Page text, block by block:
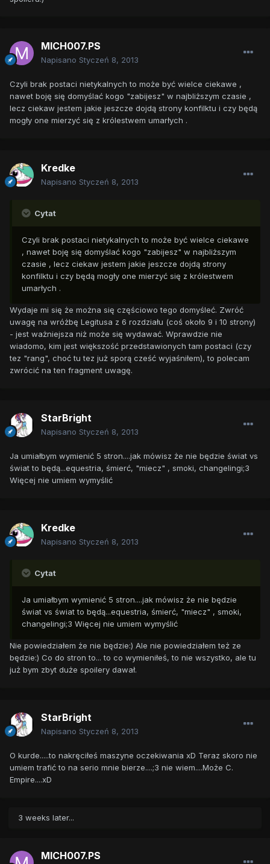
MICH007.PS
Napisano Styczeń 8, 2013
Czyli brak postaci nietykalnych to może być wielce ciekawe ,
nawet boję się domyślać kogo "zabijesz" w najbliższym czasie ,
lecz ciekaw jestem jakie jeszcze dojdą strony konfilktu i czy będą
mogły one mierzyć się z królestwem umarłych .
Kredke
Napisano Styczeń 8, 2013
Cytat
Czyli brak postaci nietykalnych to może być wielce ciekawe
, nawet boję się domyślać kogo "zabijesz" w najbliższym
czasie , lecz ciekaw jestem jakie jeszcze dojdą strony
konfilktu i czy będą mogły one mierzyć się z królestwem
umarłych .
Wydaje mi się że można się częściowo tego domyśleć. Zwróć
uwagę na wróżbę Legitusa z 6 rozdziału (coś około 9 i 10 strony)
- jest ważniejsza niż może się wydawać. Wprawdzie nie
wiadomo, kim jest większość przedstawionych tam postaci (czy
tez "rang", choć tu tez już sporą cześć wyjaśniłem), to polecam
zwrócić na ten fragment uwagę.
StarBright
Napisano Styczeń 8, 2013
Ja umiałbym wymienić 5 stron....jak mówisz że nie będzie świat vs
świat to będą...equestria, śmierć, "miecz" , smoki, changelingi;3
Więcej nie umiem wymyślić
Kredke
Napisano Styczeń 8, 2013
Cytat
Ja umiałbym wymienić 5 stron....jak mówisz że nie będzie
świat vs świat to będą...equestria, śmierć, "miecz" , smoki,
changelingi;3 Więcej nie umiem wymyślić
Nie powiedziałem że nie będzie:) Ale nie powiedziałem też ze
będzie:) Co do stron to... to co wymieniłeś, to nie wszystko, ale tu
już bym zbyt duże spoilery dawał.
StarBright
Napisano Styczeń 8, 2013
O kurde.....to nakręciłeś maszyne oczekiwania xD Teraz skoro nie
umiem trafić to na serio mnie bierze....;3 nie wiem....Może C.
Empire....xD
3 weeks later...
MICH007.PS